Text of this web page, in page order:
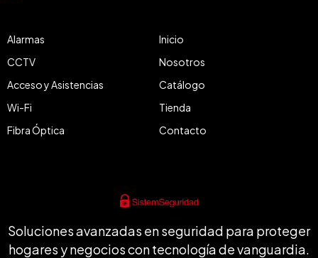
Soluciones avanzadas en seguridad para proteger
hogares y negocios con tecnología de vanguardia.
Alarmas
CCTV
Acceso y Asistencias
Wi-Fi
Fibra Óptica
Inicio
Nosotros
Catálogo
Tienda
Contacto